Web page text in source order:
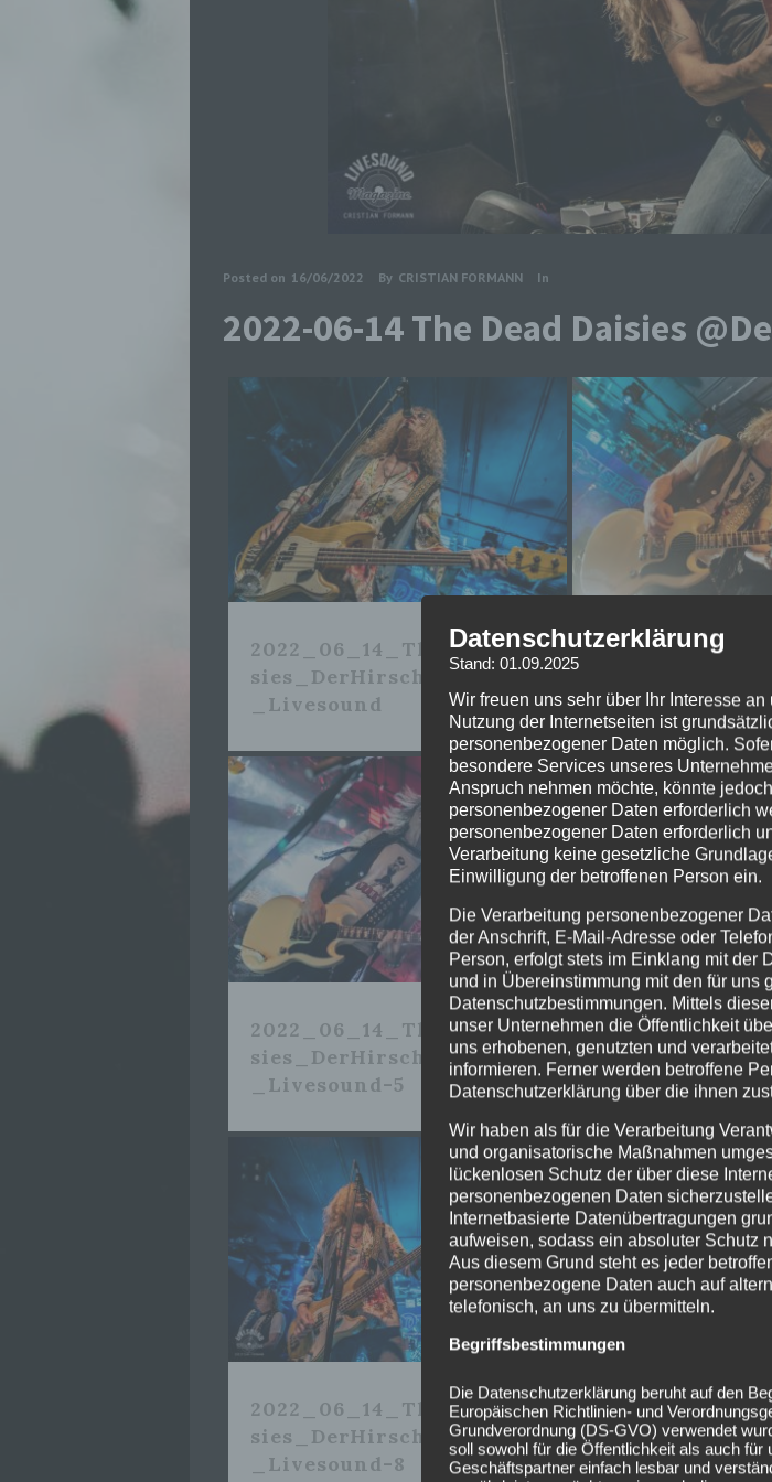
Posted on 16/06/2022 By CRISTIAN FORMANN In
2022-06-14 The Dead Daisies
2022_06_14_TheDeadDai
sies_DerHirschNürnberg
_Livesound
2022_06_14_TheDeadDai
sies_DerHirschNürnberg
_Livesound-5
2022_06_14_TheDeadDai
sies_DerHirschNürnberg
_Livesound-8
_Livesound-2
_Livesound-6
_Livesound-9
Datenschutzerklärung
Stand: 01.09.2025
Wir freuen uns sehr über Ihr Interesse
Nutzung der Internetseiten ist
personenbezogener Daten möglich.
besondere Services unseres
Anspruch nehmen möchte, könnte
personenbezogener Daten erforderlich
personenbezogener Daten erforderlich
Verarbeitung keine gesetzliche
Einwilligung der betroffenen Person ein.
Die Verarbeitung personenbezogener
der Anschrift, E-Mail-Adresse oder
Person, erfolgt stets im Einklang mit der
und in Übereinstimmung mit den für uns
Datenschutzbestimmungen. Mittels
unser Unternehmen die Öffentlichkeit
uns erhobenen, genutzten und
informieren. Ferner werden betroffene
Datenschutzerklärung über die ihnen
Wir haben als für die Verarbeitung
und organisatorische Maßnahmen
lückenlosen Schutz der über diese
personenbezogenen Daten
Internetbasierte Datenübertragungen
aufweisen, sodass ein absoluter Schutz
Aus diesem Grund steht es jeder
personenbezogene Daten auch auf
telefonisch, an uns zu übermitteln.
Begriffsbestimmungen
Die Datenschutzerklärung beruht auf den
Europäischen Richtlinien- und
Grundverordnung (DS-GVO) verwendet
soll sowohl für die Öffentlichkeit als auch für
Geschäftspartner einfach lesbar und